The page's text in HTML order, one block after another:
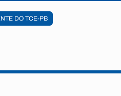
DO TCE-PB